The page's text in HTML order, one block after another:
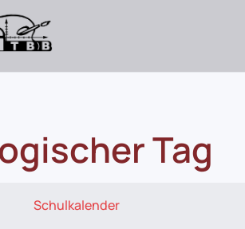
Tag
Schulkalender